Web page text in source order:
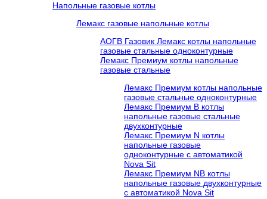
Напольные газовые котлы
Лемакс газовые напольные котлы
АОГВ Газовик Лемакс котлы напольные
газовые стальные одноконтурные
Лемакс Премиум котлы напольные
газовые стальные
Лемакс Премиум котлы напольные
газовые стальные одноконтурные
Лемакс Премиум B котлы
напольные газовые стальные
двухконтурные
Лемакс Премиум N котлы
напольные газовые
одноконтурные c автоматикой
Nova Sit
Лемакс Премиум NB котлы
напольные газовые двухконтурные
c автоматикой Nova Sit